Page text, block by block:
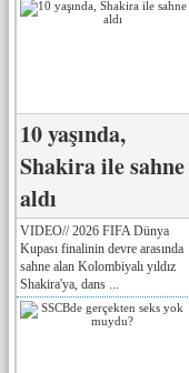
10 yaşında,
Shakira ile sahne
aldı
VIDEO// 2026 FIFA Dünya
Kupası finalinin devre arasında
sahne alan Kolombiyalı yıldız
Shakira'ya, dans ...